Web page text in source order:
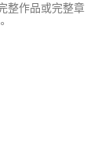
整作品或完整章